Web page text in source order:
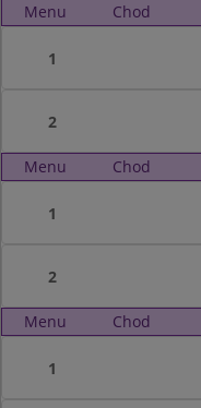
Menu Chod
1
2
Menu Chod
1
2
Menu Chod
1